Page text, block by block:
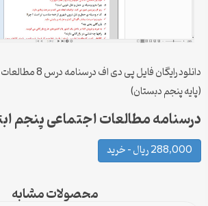
دانلود رایگان فایل
(پایه پنجم دبستان)
درسنامه مطالعات اجتماعی پنجم
288,000 ریال – خرید
محصولات مشابه